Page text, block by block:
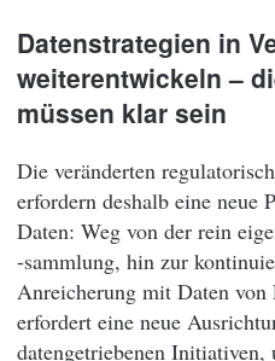
Datenstrategien in
weiterentwickeln –
müssen klar sein
Die veränderten
erfordern deshalb eine neue
Daten: Weg von der rein
-sammlung, hin zur
Anreicherung mit Daten
erfordert eine neue
datengetriebenen Initiativen,